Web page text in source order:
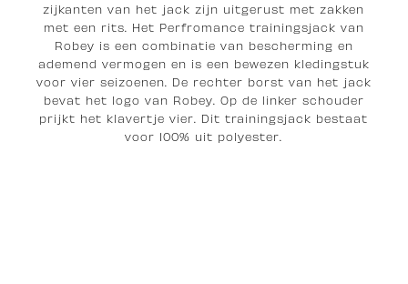
zijkanten van het jack zijn uitgerust met zakken
met een rits. Het Perfromance trainingsjack van
Robey is een combinatie van bescherming en
ademend vermogen en is een bewezen kledingstuk
voor vier seizoenen. De rechter borst van het jack
bevat het logo van Robey. Op de linker schouder
prijkt het klavertje vier. Dit trainingsjack bestaat
voor 100% uit polyester.